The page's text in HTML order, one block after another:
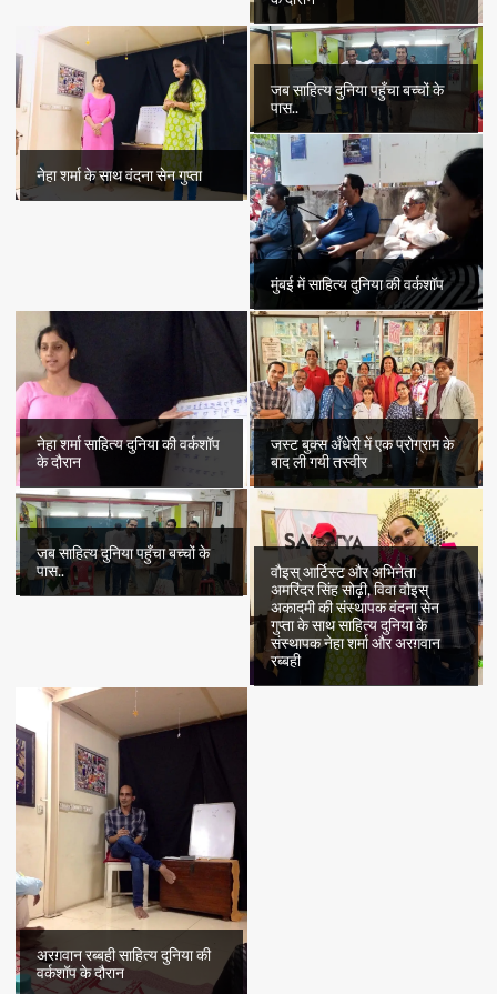
नेहा शर्मा के साथ वंदना सेन गुप्ता
जब साहित्य दुनिया पहुँचा बच्चों के
पास..
मुंबई में साहित्य दुनिया की वर्कशॉप
नेहा शर्मा साहित्य दुनिया की वर्कशॉप
के दौरान
जस्ट बुक्स अँधेरी में एक प्रोग्राम के
बाद ली गयी तस्वीर
जब साहित्य दुनिया पहुँचा बच्चों के
पास..
वौइस् आर्टिस्ट और अभिनेता
अमरिंदर सिंह सोढ़ी, विवा वौइस्
अकादमी की संस्थापक वंदना सेन
गुप्ता के साथ साहित्य दुनिया के
संस्थापक नेहा शर्मा और अरग़वान
रब्बही
अरग़वान रब्बही साहित्य दुनिया की
वर्कशॉप के दौरान